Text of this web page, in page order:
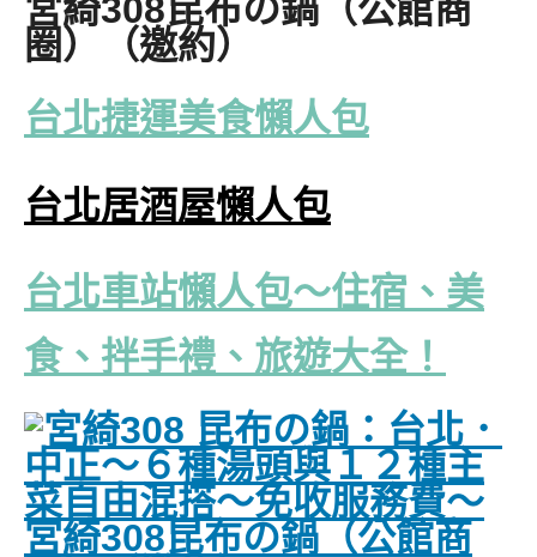
台北捷運美食懶人包
台北居酒屋懶人包
台北車站懶人包～住宿、美
食、拌手禮、旅遊大全！